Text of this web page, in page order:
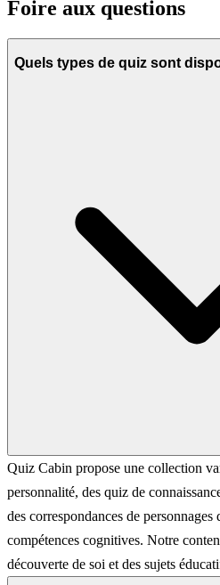
Foire aux questions
Quels types de quiz sont
Quiz Cabin propose une collection
personnalité, des quiz de
des correspondances de
compétences cognitives. Notre
découverte de soi et des sujets